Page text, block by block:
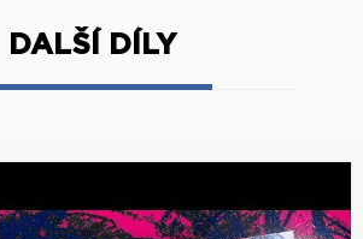
DALŠÍ DÍLY